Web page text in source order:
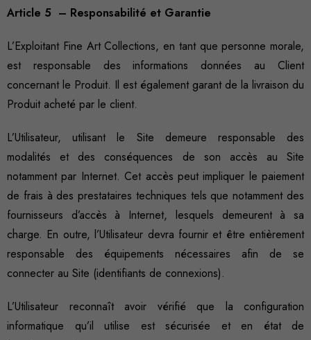
Article 5 – Responsabilité et Garantie
L’Exploitant Fine Art Collections, en tant que personne morale,
est responsable des informations données au Client
concernant le Produit. Il est également garant de la livraison du
Produit acheté par le client.
L’Utilisateur, utilisant le Site demeure responsable des
modalités et des conséquences de son accès au Site
notamment par Internet. Cet accès peut impliquer le paiement
de frais à des prestataires techniques tels que notamment des
fournisseurs d’accès à Internet, lesquels demeurent à sa
charge. En outre, l’Utilisateur devra fournir et être entièrement
responsable des équipements nécessaires afin de se
connecter au Site (identifiants de connexions).
L’Utilisateur reconnaît avoir vérifié que la configuration
informatique qu’il utilise est sécurisée et en état de